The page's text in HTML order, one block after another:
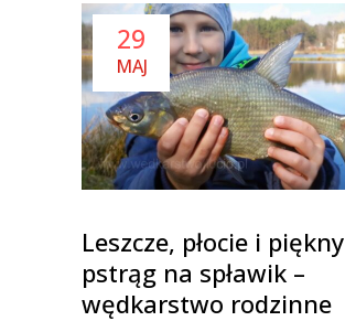
29
MAJ
Leszcze, płocie i piękny
pstrąg na spławik –
wędkarstwo rodzinne